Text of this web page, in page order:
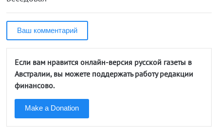
Ваш комментарий
Если вам нравится онлайн-версия русской газеты в
Австралии, вы можете поддержать работу редакции
финансово.
Make a Donation